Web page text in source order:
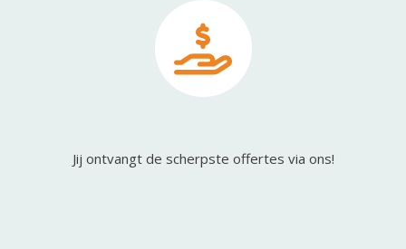
Jij ontvangt de scherpste offertes via ons!